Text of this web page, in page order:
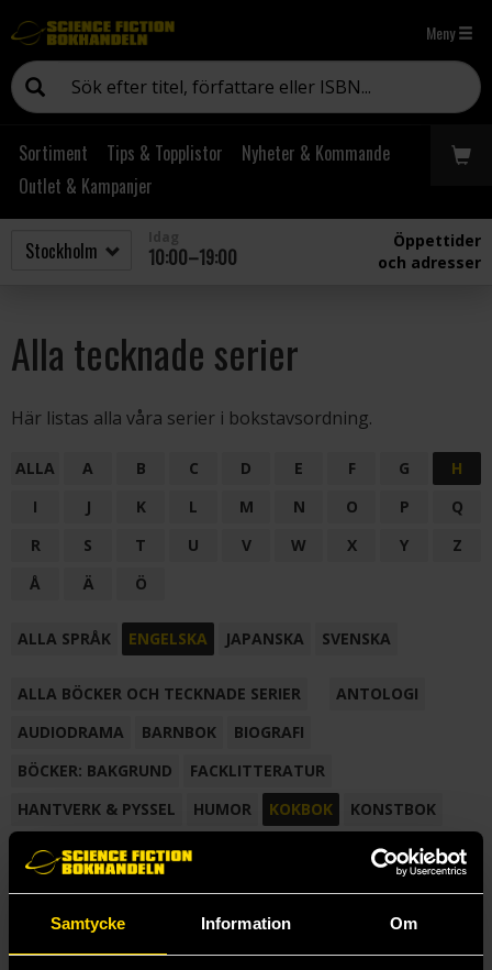
Samtycke Information Om
Meny
Sortiment Tips & Topplistor
Nyheter & Kommande
Outlet & Kampanjer
10:00–19:00
Öppettider
och adresser
Alla tecknade serier
Här listas alla våra serier i bokstavsordning.
ALLA A B C D E F G
H
I
J K L M N O P
Q
R
S T U V W X Y
Z
Å
Ä Ö
ALLA SPRÅK ENGELSKA JAPANSKA SVENSKA
ALLA BÖCKER OCH TECKNADE SERIER
ANTOLOGI
AUDIODRAMA
BARNBOK
BIOGRAFI
BÖCKER: BAKGRUND
FACKLITTERATUR
HANTVERK & PYSSEL
HUMOR KOKBOK
KONSTBOK
KORTROMAN
LÄROBOK
NOVELL
SAMLINGSVOLYM
TECKNA & MÅLA TECKNAD SERIE